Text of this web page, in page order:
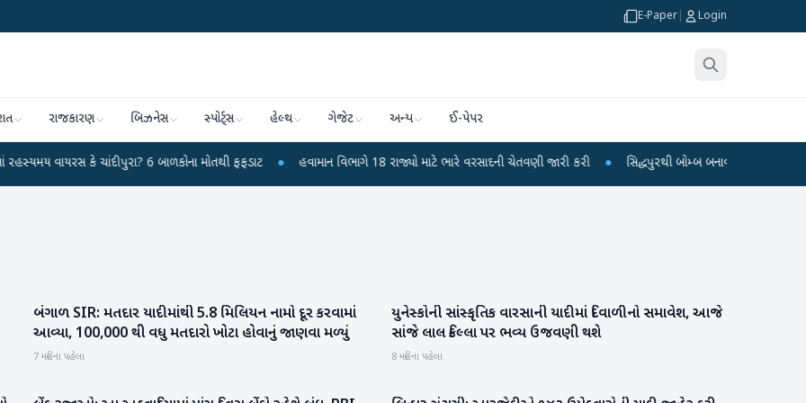
E-Paper Login
રાજકારણ બિઝનેસ સ્પોર્ટ્સ હેલ્થ ગેજેટ અન્ય ઈ-પેપર
કે ચાંદીપુરા? 6 બાળકોના મોતથી ફફડાટ ● હવામાન વિભાગે 18 રાજ્યો માટે ભારે વરસાદની ચેતવણી જારી કરી ● સિદ્ધપુરથી બોમ્બ બનાવવાની સામગ્રી સાથે જૈશના
રાષ્ટ્રીય
બંગાળ SIR: મતદાર યાદીમાંથી 5.8 મિલિયન નામો દૂર કરવામાં
આવ્યા, 100,000 થી વધુ મતદારો ખોટા હોવાનું જાણવા મળ્યું
7 મહિના પહેલા
રાષ્ટ્રીય
યુનેસ્કોની સાંસ્કૃતિક વારસાની યાદીમાં દિવાળીનો સમાવેશ, આજે
સાંજે લાલ કિલ્લા પર ભવ્ય ઉજવણી થશે
8 મહિના પહેલા